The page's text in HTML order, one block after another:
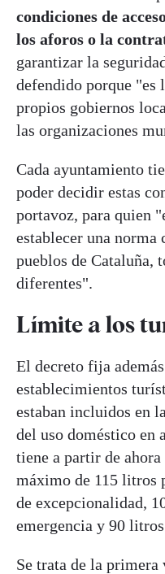
condiciones de
los aforos o la
garantizar la
defendido porque "es
propios gobiernos
las organizaciones
Cada ayuntamiento
poder decidir estas
portavoz, para quien
establecer una norma
pueblos de Cataluña,
diferentes".
Límite a los
El decreto fija
establecimientos
estaban incluidos en
del uso doméstico en
tiene a partir de
máximo de 115 litros
de excepcionalidad,
emergencia y 90
Se trata de la primera